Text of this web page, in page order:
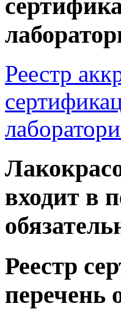
Реестр
входит в
Реестр
перечень